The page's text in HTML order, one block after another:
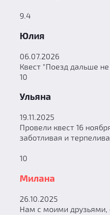
9.4
Юлия
06.07.2026
Квест "Поезд дальше
10
Ульяна
19.11.2025
Провели квест 16
заботливая и
10
Милана
26.10.2025
Нам с моими друзьями,